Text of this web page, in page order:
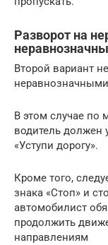
Разворот на
Второй вариант
В этом случае по
водитель должен
«Уступи дорогу».
Кроме того,
знака «Стоп» и
автомобилист
продолжить
направлениям